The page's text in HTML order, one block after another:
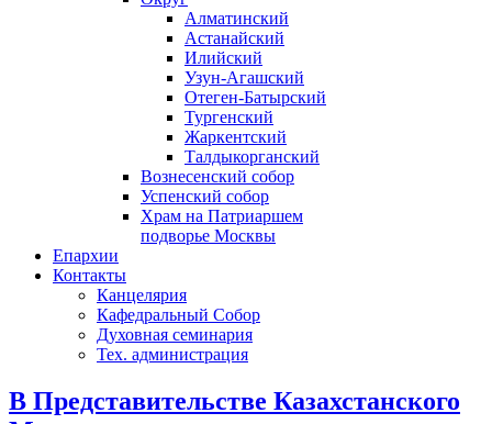
Алматинский
Астанайский
Илийский
Узун-Агашский
Отеген-Батырский
Тургенский
Жаркентский
Талдыкорганский
Вознесенский собор
Успенский собор
Храм на Патриаршем
подворье Москвы
Епархии
Контакты
Канцелярия
Кафедральный Собор
Духовная семинария
Тех. администрация
В Представительстве Казахстанского